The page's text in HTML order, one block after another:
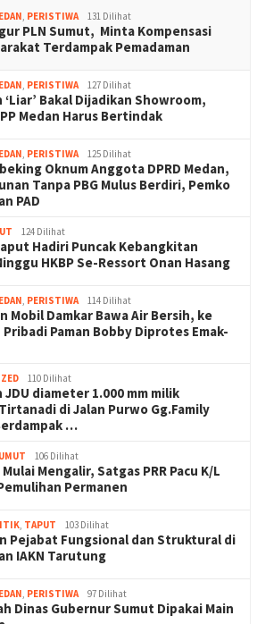
, PERISTIWA 131 Dilihat
PLN Sumut, Minta Kompensasi
Terdampak Pemadaman
, PERISTIWA 127 Dilihat
‘Liar’ Bakal Dijadikan Showroom,
Medan Harus Bertindak
, PERISTIWA 125 Dilihat
Oknum Anggota DPRD Medan,
Tanpa PBG Mulus Berdiri, Pemko
PAD
124 Dilihat
Hadiri Puncak Kebangkitan
HKBP Se-Ressort Onan Hasang
, PERISTIWA 114 Dilihat
Mobil Damkar Bawa Air Bersih, ke
Pribadi Paman Bobby Diprotes Emak-
110 Dilihat
JDU diameter 1.000 mm milik
di Jalan Purwo Gg.Family
…
106 Dilihat
Mengalir, Satgas PRR Pacu K/L
Permanen
, TAPUT 103 Dilihat
Pejabat Fungsional dan Struktural di
IAKN Tarutung
, PERISTIWA 97 Dilihat
Dinas Gubernur Sumut Dipakai Main